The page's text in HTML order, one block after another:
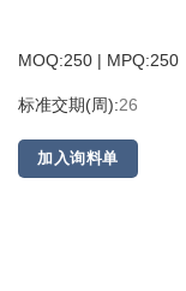
MOQ:250 | MPQ:250
标准交期(周):26
加入询料单